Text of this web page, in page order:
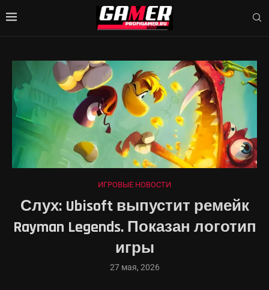
ИГРОВЫЕ НОВОСТИ
Слух: Ubisoft выпустит ремейк
Rayman Legends. Показан логотип
игры
27 мая, 2026